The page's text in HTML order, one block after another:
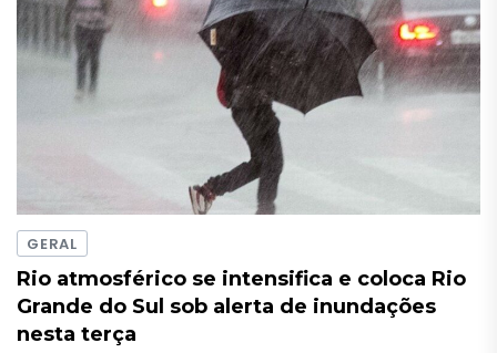
GERAL
Rio atmosférico se intensifica e coloca Rio
Grande do Sul sob alerta de inundações
nesta terça